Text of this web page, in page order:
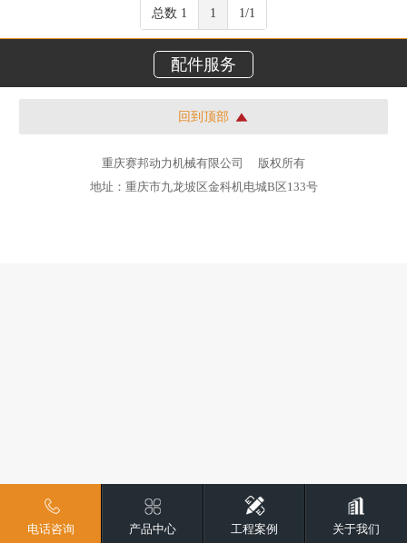
总数 1 1 1/1
配件服务
回到顶部
重庆赛邦动力机械有限公司
版权所有
地址：重庆市九龙坡区金科机电城B区133号
电话咨询 产品中心 工程案例 关于我们